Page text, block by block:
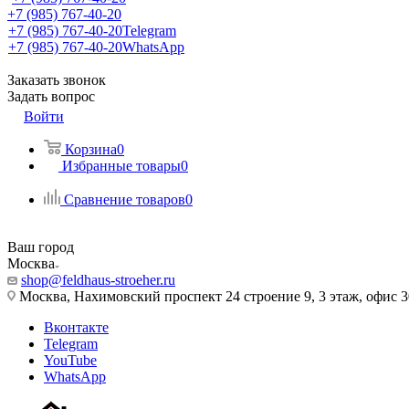
+7 (985) 767-40-20
+7 (985) 767-40-20Telegram
+7 (985) 767-40-20WhatsApp
Заказать звонок
Задать вопрос
Войти
Корзина0
Избранные товары0
Сравнение товаров0
Ваш город
Москва
shop@feldhaus-stroeher.ru
Москва, Нахимовский проспект 24 строение 9, 3 этаж, офис
Вконтакте
Telegram
YouTube
WhatsApp